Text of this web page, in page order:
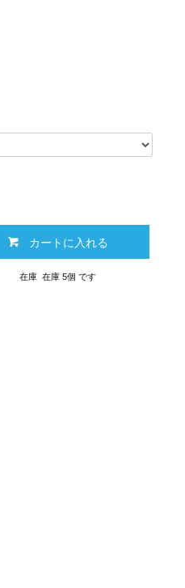
カートに入れる
在庫 在庫 5個 です